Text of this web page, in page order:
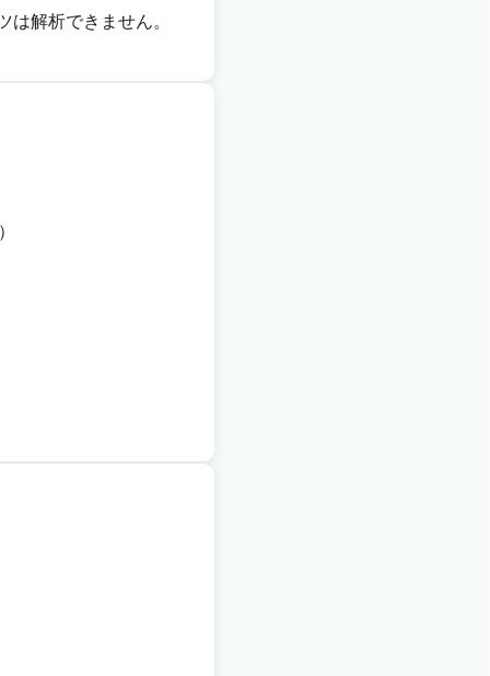
解析できません。